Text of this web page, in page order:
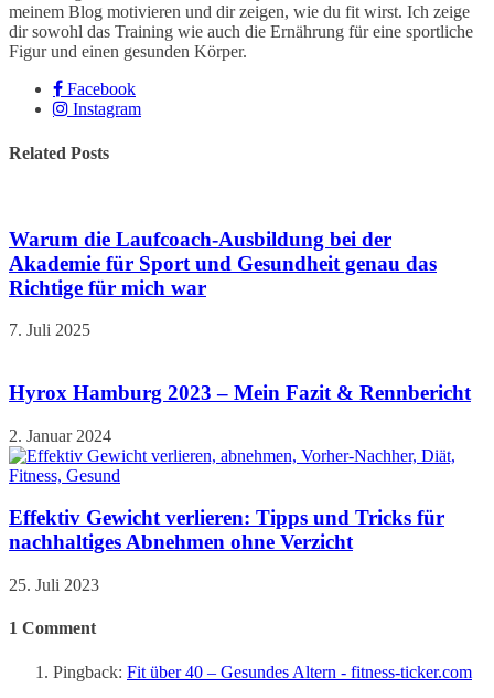
meinem Blog motivieren und dir zeigen, wie du fit wirst. Ich zeige
dir sowohl das Training wie auch die Ernährung für eine sportliche
Figur und einen gesunden Körper.
Facebook
Instagram
Related Posts
Warum die Laufcoach-Ausbildung bei der
Akademie für Sport und Gesundheit genau das
Richtige für mich war
7. Juli 2025
Hyrox Hamburg 2023 – Mein Fazit & Rennbericht
2. Januar 2024
Effektiv Gewicht verlieren: Tipps und Tricks für
nachhaltiges Abnehmen ohne Verzicht
25. Juli 2023
1 Comment
Pingback: Fit über 40 – Gesundes Altern - fitness-ticker.com